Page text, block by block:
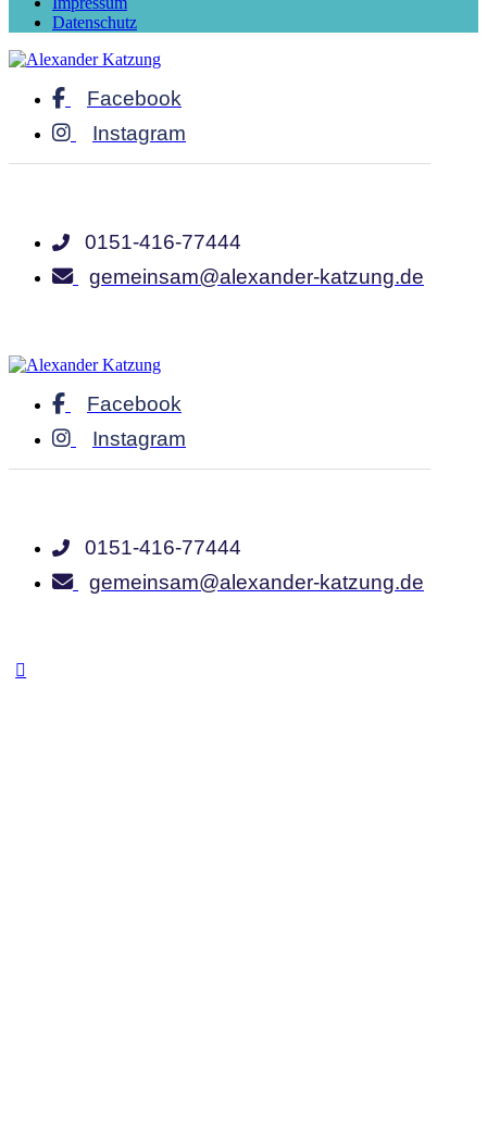
Datenschutz
Facebook
Instagram
0151-416-77444
gemeinsam@alexander-katzung.de
Facebook
Instagram
0151-416-77444
gemeinsam@alexander-katzung.de